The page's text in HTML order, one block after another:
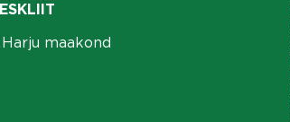
maakond